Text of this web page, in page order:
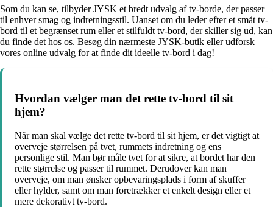
Som du kan se, tilbyder JYSK et bredt udvalg af tv-borde, der passer
til enhver smag og indretningsstil. Uanset om du leder efter et småt tv-
bord til et begrænset rum eller et stilfuldt tv-bord, der skiller sig ud, kan
du finde det hos os. Besøg din nærmeste JYSK-butik eller udforsk
vores online udvalg for at finde dit ideelle tv-bord i dag!
Hvordan vælger man det rette tv-bord til sit
hjem?
Når man skal vælge det rette tv-bord til sit hjem, er det vigtigt at
overveje størrelsen på tvet, rummets indretning og ens
personlige stil. Man bør måle tvet for at sikre, at bordet har den
rette størrelse og passer til rummet. Derudover kan man
overveje, om man ønsker opbevaringsplads i form af skuffer
eller hylder, samt om man foretrækker et enkelt design eller et
mere dekorativt tv-bord.